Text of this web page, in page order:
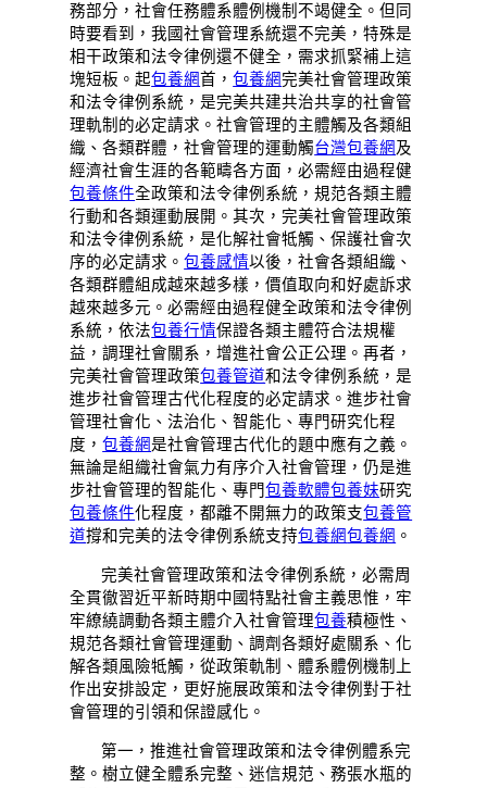
務部分，社會任務體系體例機制不竭健全。但同
時要看到，我國社會管理系統還不完美，特殊是
相干政策和法令律例還不健全，需求抓緊補上這
塊短板。起包養網首，包養網完美社會管理政策
和法令律例系統，是完美共建共治共享的社會管
理軌制的必定請求。社會管理的主體觸及各類組
織、各類群體，社會管理的運動觸台灣包養網及
經濟社會生涯的各範疇各方面，必需經由過程健
包養條件全政策和法令律例系統，規范各類主體
行動和各類運動展開。其次，完美社會管理政策
和法令律例系統，是化解社會牴觸、保護社會次
序的必定請求。包養感情以後，社會各類組織、
各類群體組成越來越多樣，價值取向和好處訴求
越來越多元。必需經由過程健全政策和法令律例
系統，依法包養行情保證各類主體符合法規權
益，調理社會關系，增進社會公正公理。再者，
完美社會管理政策包養管道和法令律例系統，是
進步社會管理古代化程度的必定請求。進步社會
管理社會化、法治化、智能化、專門研究化程
度，包養網是社會管理古代化的題中應有之義。
無論是組織社會氣力有序介入社會管理，仍是進
步社會管理的智能化、專門包養軟體包養妹研究
包養條件化程度，都離不開無力的政策支包養管
道撐和完美的法令律例系統支持包養網包養網 。
完美社會管理政策和法令律例系統，必需周
全貫徹習近平新時期中國特點社會主義思惟，牢
牢繚繞調動各類主體介入社會管理包養積極性、
規范各類社會管理運動、調劑各類好處關系、化
解各類風險牴觸，從政策軌制、體系體例機制上
作出安排設定，更好施展政策和法令律例對于社
會管理的引領和保證感化。
第一，推進社會管理政策和法令律例體系完
整。樹立健全體系完整、迷信規范、務張水瓶的